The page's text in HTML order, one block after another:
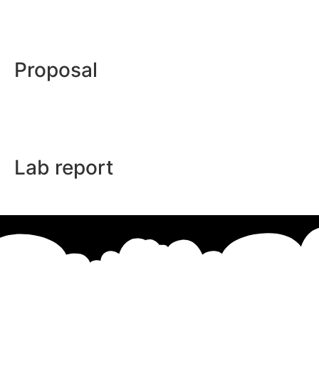
Proposal
Lab report